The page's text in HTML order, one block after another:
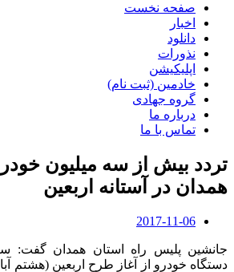
صفحه نخست
اخبار
دانلود
نذورات
اپلیکیشن
خادمین (ثبت نام)
گروه جهادی
درباره ما
تماس با ما
تردد بیش از سه میلیون
همدان در آستانه اربعین
2017-11-06
دستگاه خودرو از آغاز طرح اربعین (هشتم